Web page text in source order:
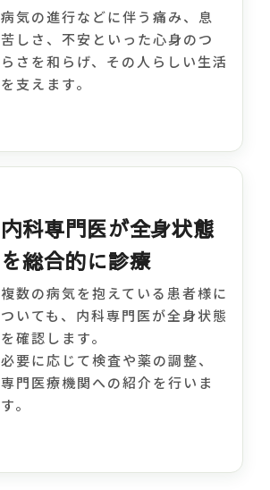
病気の進行などに伴う痛み、息
苦しさ、不安といった心身のつ
らさを和らげ、その人らしい生活
を支えます。
内科専門医が全身状態
を総合的に診療
複数の病気を抱えている患者様に
ついても、内科専門医が全身状態
を確認します。
必要に応じて検査や薬の調整、
専門医療機関への紹介を行いま
す。